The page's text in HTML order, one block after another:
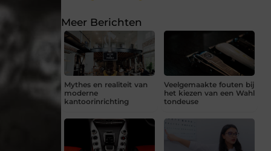
Meer Berichten
Mythes en realiteit van
moderne
kantoorinrichting
Veelgemaakte fouten bij
het kiezen van een Wahl
tondeuse